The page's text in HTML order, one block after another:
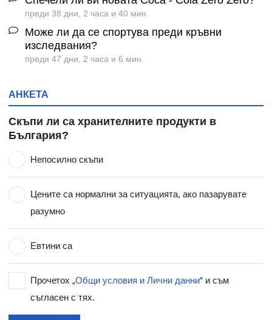
преди 38 дни, 2 часа и 40 мин.
Може ли да се спортува преди кръвни
изследвания?
преди 47 дни, 2 часа и 6 мин.
АНКЕТА
Скъпи ли са хранителните продукти в
България?
Непосилно скъпи
Цените са нормални за ситуацията, ако пазарувате
разумно
Евтини са
Прочетох „Общи условия и Лични данни“ и съм
съгласен с тях.